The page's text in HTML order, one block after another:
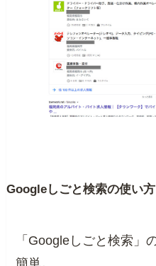
Googleしごと検索の使い方
「Googleしごと検索」